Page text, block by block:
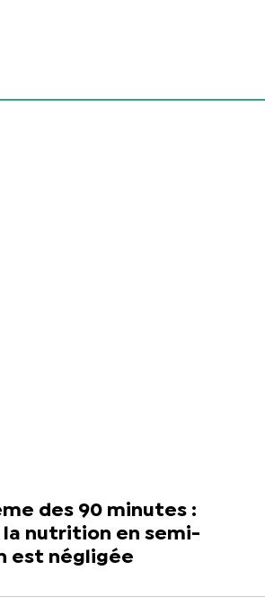
des 90 minutes :
la nutrition en semi-
est négligée